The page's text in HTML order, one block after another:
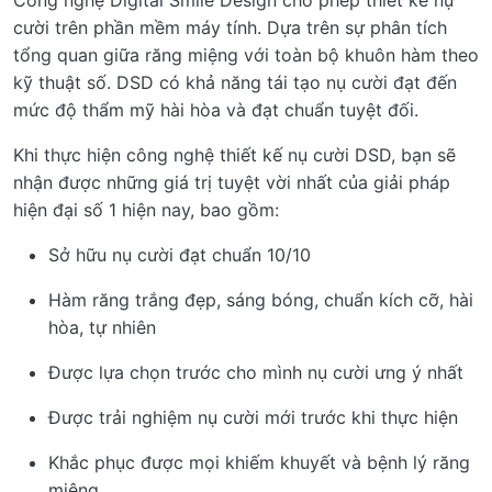
cười trên phần mềm máy tính. Dựa trên sự phân tích
tổng quan giữa răng miệng với toàn bộ khuôn hàm theo
kỹ thuật số. DSD có khả năng tái tạo nụ cười đạt đến
mức độ thẩm mỹ hài hòa và đạt chuẩn tuyệt đối.
Khi thực hiện công nghệ thiết kế nụ cười DSD, bạn sẽ
nhận được những giá trị tuyệt vời nhất của giải pháp
hiện đại số 1 hiện nay, bao gồm:
Sở hữu nụ cười đạt chuẩn 10/10
Hàm răng trắng đẹp, sáng bóng, chuẩn kích cỡ, hài
hòa, tự nhiên
Được lựa chọn trước cho mình nụ cười ưng ý nhất
Được trải nghiệm nụ cười mới trước khi thực hiện
Khắc phục được mọi khiếm khuyết và bệnh lý răng